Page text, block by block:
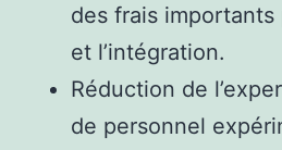
des frais
et l’intégration.
Réduction de
de personnel